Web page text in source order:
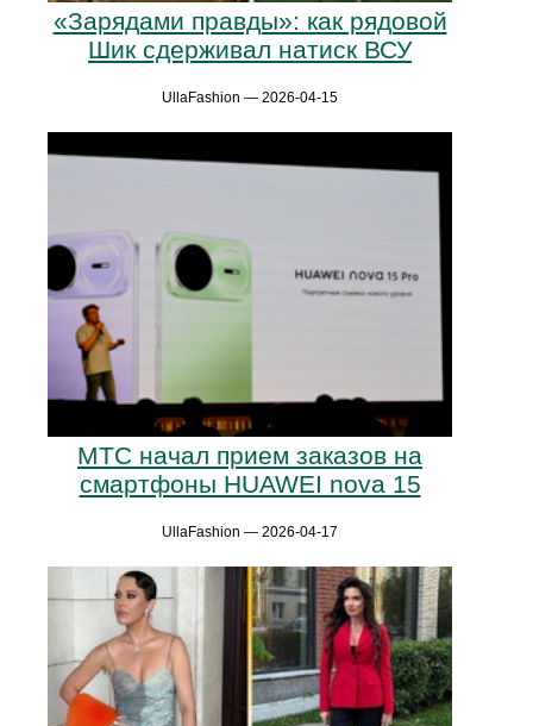
«Зарядами правды»: как рядовой
Шик сдерживал натиск ВСУ
UllaFashion — 2026-04-15
МТС начал прием заказов на
смартфоны HUAWEI nova 15
UllaFashion — 2026-04-17